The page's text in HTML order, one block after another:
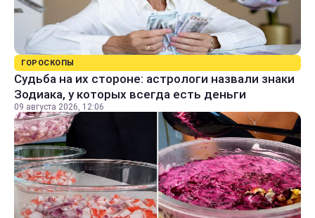
ГОРОСКОПЫ
Судьба на их стороне: астрологи назвали знаки
Зодиака, у которых всегда есть деньги
09 августа 2026, 12:06